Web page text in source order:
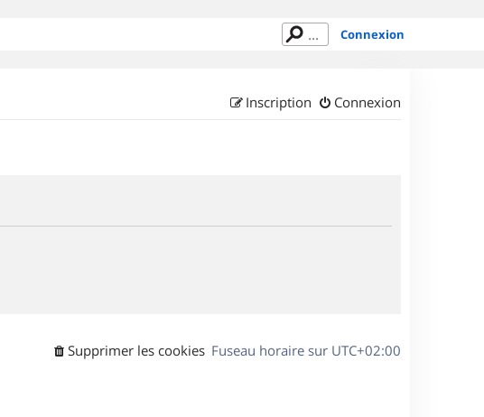
Connexion
Connexion
Inscription
Fuseau horaire sur UTC+02:00
Supprimer les cookies